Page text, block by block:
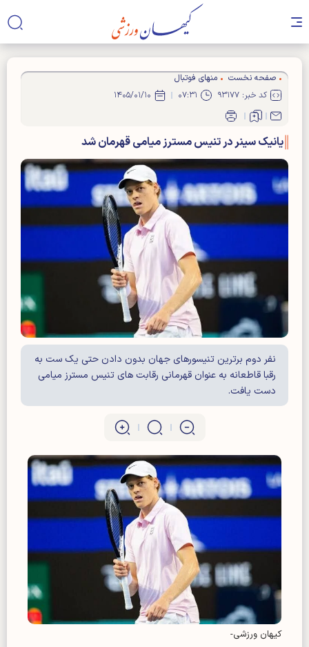
صفحه نخست
منهای فوتبال
کد خبر: ۹۳۱۷۷
۰۷:۳۱ ۱۴۰۵/۰۱/۱۰
یانیک سینر در تنیس مسترز میامی قهرمان شد
نفر دوم برترین تنیسورهای جهان بدون دادن حتی یک ست به
رقبا قاطعانه به عنوان قهرمانی رقابت های تنیس مسترز میامی
دست یافت.
کیهان ورزشی-